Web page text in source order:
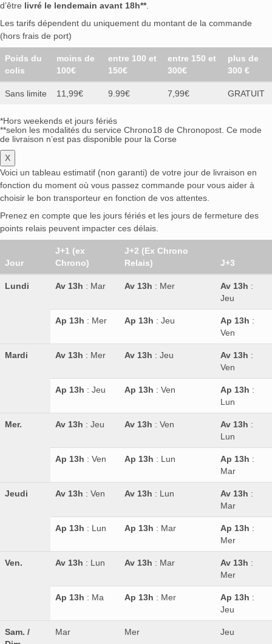
d’être livré le lendemain avant 18h**.
Les tarifs dépendent du uniquement du montant de la commande
(hors frais de port)
Poids du
colis
moins de
100€
entre 100 et
150€
entre 150 et
300€
plus de
300 €
Sans limite 11,99€ 9.99€ 7,99€ GRATUIT
*Hors weekends et jours fériés
**selon les modalités du service Chrono18 de Chronopost. Ce mode
de livraison n’est pas disponible pour la Corse
X
Voici un tableau estimatif (non garanti) de votre jour de livraison en
fonction du moment où vous passez commande pour vous aider à
choisir le bon transporteur en fonction de vos attentes.
Prenez en compte que les jours fériés et les jours de fermeture des
points relais peuvent impacter ces délais.
Jour
J+1 (ex
Chrono)
J+2 (Ex Chrono
Relais)
J+3
Lundi Av 13h : Mar Av 13h : Mer Av 13h :
Jeu
Ap 13h : Mer Ap 13h : Jeu Ap 13h :
Ven
Mardi Av 13h : Mer Av 13h : Jeu Av 13h :
Ven
Ap 13h : Jeu Ap 13h : Ven Ap 13h :
Lun
Mer. Av 13h : Jeu Av 13h : Ven Av 13h :
Lun
Ap 13h : Ven Ap 13h : Lun Ap 13h :
Mar
Jeudi Av 13h : Ven Av 13h : Lun Av 13h :
Mar
Ap 13h : Lun Ap 13h : Mar Ap 13h :
Mer
Ven. Av 13h : Lun Av 13h : Mar Av 13h :
Mer
Ap 13h : Ma Ap 13h : Mer Ap 13h :
Jeu
Sam. /
Mar Mer Jeu